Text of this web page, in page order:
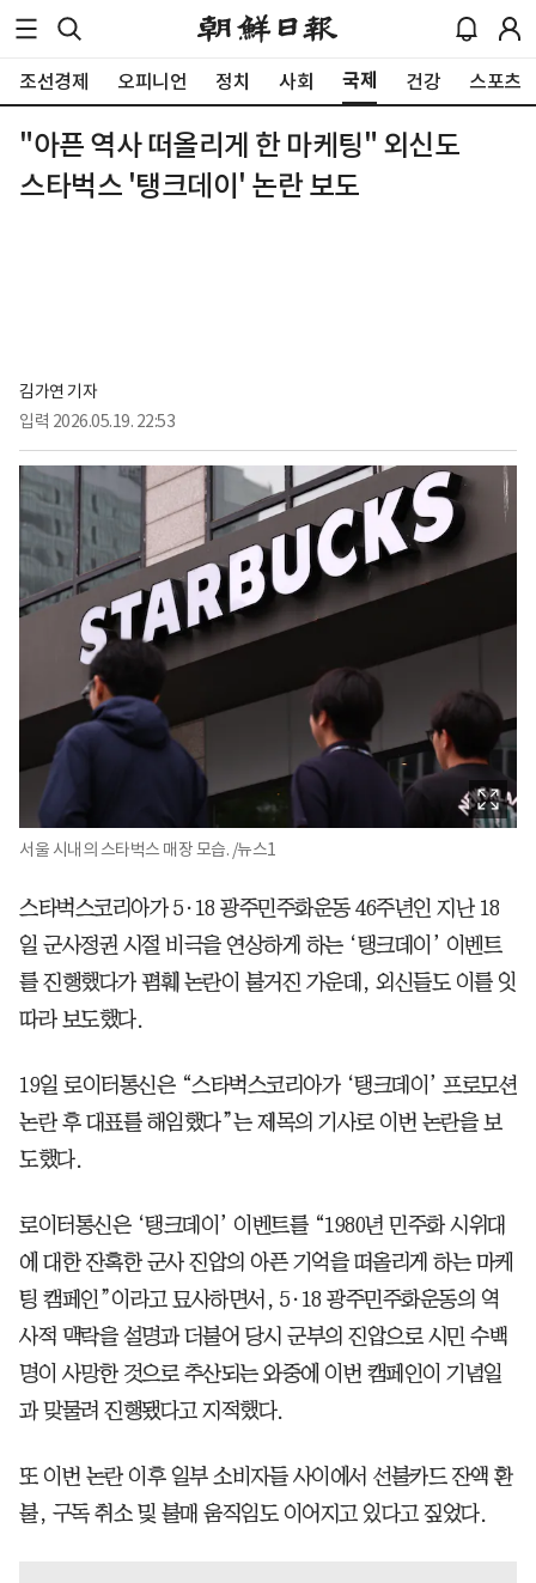
조선경제 오피니언 정치 사회 국제 건강 스포츠
"아픈 역사 떠올리게 한 마케팅" 외신도
스타벅스 '탱크데이' 논란 보도
김가연 기자
입력 2026.05.19. 22:53
서울 시내의 스타벅스 매장 모습. /뉴스1
스타벅스코리아가 5·18 광주민주화운동 46주년인 지난 18
일 군사정권 시절 비극을 연상하게 하는 ‘탱크데이’ 이벤트
를 진행했다가 폄훼 논란이 불거진 가운데, 외신들도 이를 잇
따라 보도했다.
19일 로이터통신은 “스타벅스코리아가 ‘탱크데이’ 프로모션
논란 후 대표를 해임했다”는 제목의 기사로 이번 논란을 보
도했다.
로이터통신은 ‘탱크데이’ 이벤트를 “1980년 민주화 시위대
에 대한 잔혹한 군사 진압의 아픈 기억을 떠올리게 하는 마케
팅 캠페인”이라고 묘사하면서, 5·18 광주민주화운동의 역
사적 맥락을 설명과 더불어 당시 군부의 진압으로 시민 수백
명이 사망한 것으로 추산되는 와중에 이번 캠페인이 기념일
과 맞물려 진행됐다고 지적했다.
또 이번 논란 이후 일부 소비자들 사이에서 선불카드 잔액 환
불, 구독 취소 및 불매 움직임도 이어지고 있다고 짚었다.